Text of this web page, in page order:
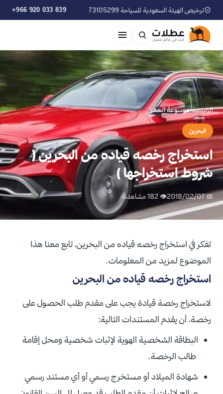
ترخيص الهيئة السعودية للسياحة 73105299 +966 920 033 839
الرئيسية›موسوعة السفر
البحرين
استخراج رخصه قياده من البحرين (
شروط استخراجها )
📅 2018/02/07 👁 182 مشاهدة
تفكر في استخراج رخصه قياده من البحرين، تابع معنا هذا
الموضوع لمزيد من المعلومات.
استخراج رخصه قياده من البحرين
لاستخراج رخصة قيادة يجب على مقدم طلب الحصول على
رخصة، أن يقدم المستندات التالية:
البطاقة الشخصية الهوية لإثبات شخصية ومحل إقامة
طالب الرخصة.
شهادة الميلاد أو مستخرج رسمي أو أي مستند رسمي